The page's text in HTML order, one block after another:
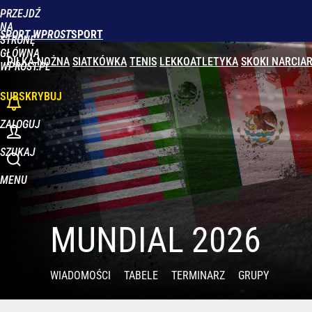
PRZEJDŹ
NA
STRONĘ
GŁÓWNĄ
WPROST.PL
SPORT WPROST
PIŁKA NOŻNA SIATKÓWKA TENIS LEKKOATLETYKA SKOKI
SUBSKRYBUJ
ZALOGUJ
SZUKAJ
MENU
MUNDIAL 2026
WIADOMOŚCI TABELE TERMINARZ GRUPY